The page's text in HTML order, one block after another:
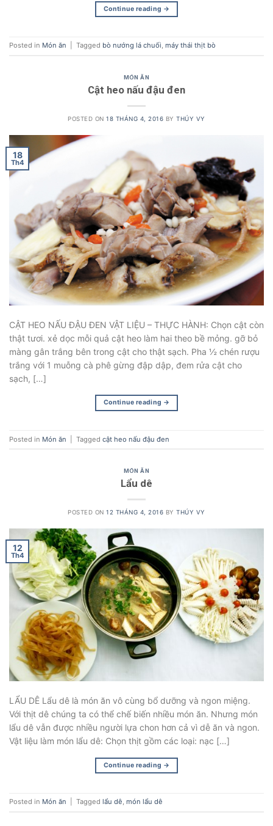
Continue reading →
Posted in Món ăn Tagged bò nướng lá chuối, máy thái thịt bò
MÓN ĂN
Cật heo nấu đậu đen
POSTED ON18 THÁNG 4, 2016 BYTHÚY VY
18
Th4
CẬT HEO NẤU ĐẬU ĐEN VẬT LIỆU – THỰC HÀNH: Chọn cật còn
thật tươi. xẻ dọc mỗi quả cật heo làm hai theo bề mỏng. gỡ bỏ
màng gân trắng bên trong cật cho thật sạch. Pha ½ chén rượu
trắng với 1 muỗng cà phê gừng đập dập, đem rửa cật cho
sạch, […]
Continue reading →
Posted in Món ăn Tagged cật heo nấu đậu đen
MÓN ĂN
Lẩu dê
POSTED ON12 THÁNG 4, 2016 BYTHÚY VY
12
Th4
LẨU DÊ Lẩu dê là món ăn vô cùng bổ dưỡng và ngon miệng.
Với thịt dê chúng ta có thể chế biến nhiều món ăn. Nhưng món
lẩu dê vẫn được nhiều người lựa chon hơn cả vì dễ ăn và ngon.
Vật liệu làm món lẩu dê: Chọn thịt gồm các loại: nạc […]
Continue reading →
Posted in Món ăn Tagged lẩu dê, món lẩu dê